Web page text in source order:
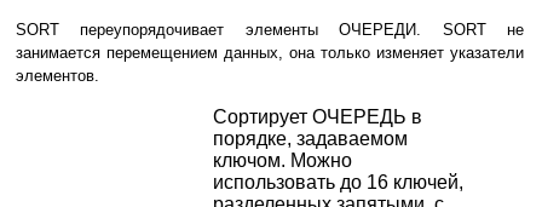
SORT переупорядочивает элементы ОЧЕРЕДИ. SORT не
занимается перемещением данных, она только изменяет указатели
элементов.
Сортирует ОЧЕРЕДЬ в
порядке, задаваемом
ключом. Можно
использовать до 16 ключей,